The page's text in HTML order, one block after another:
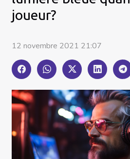
joueur?
12 novembre 2021 21:07